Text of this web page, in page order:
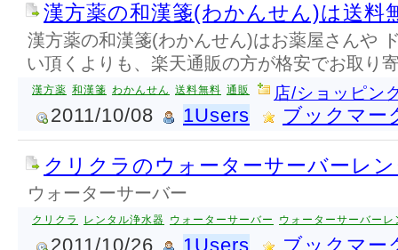
漢方薬の和漢箋(わかんせん)は送料
漢方薬の和漢箋(わかんせん)はお薬屋さんや
い頂くよりも、楽天通販の方が格安でお取り
漢方薬 和漢箋 わかんせん 送料無料 通販 店/ショッピン
2011/10/08 1Users ブックマー
クリクラのウォーターサーバーレ
ウォーターサーバー
クリクラ レンタル浄水器 ウォーターサーバー ウォーターサーバーレ
2011/10/26 1Users ブックマー